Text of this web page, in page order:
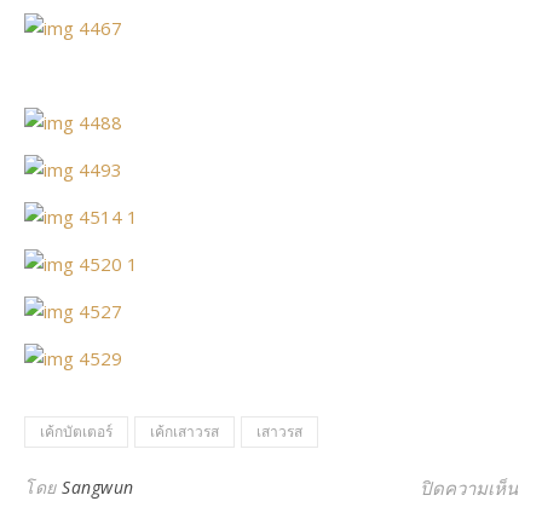
เค้กบัตเตอร์ เค้กเสาวรส เสาวรส
โดย Sangwun ปิดความเห็นบน